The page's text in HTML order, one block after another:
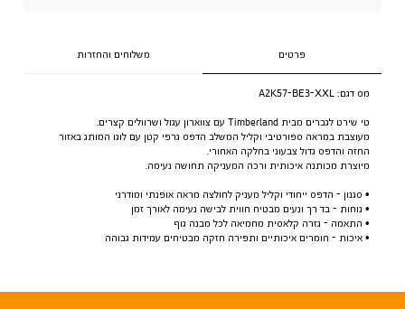
פרטים משלוחים והחזרות
מס דגם: A2K57-BE3-XXL
טי שירט לגברים מבית Timberland עם צווארון עגול ושרוולים קצרים.
מעוצבת במראה ספורטיבי וקליל המשלב הדפס גרפי קטן עם לוגו המותג באזור
החזה והדפס גדול צבעוני בחלקה האחורי.
מיוצרת מכותנה איכותית ורכה המעניקה תחושה נעימה.
• סגנון - הדפס ייחודי וקליל מעניק לחולצה מראה אופנתי ומודרני
• נוחות - בד רך ונעים מבטיח חווית לבישה נעימה לאורך זמן
• התאמה - גזרה קלאסית מחמיאה לכל מבנה גוף
• איכות - חומרים איכותיים ותפירה חזקה מבטיחים עמידות גבוהה